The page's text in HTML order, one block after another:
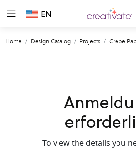
EN
Home Design Catalog Projects Crepe
To view the details you